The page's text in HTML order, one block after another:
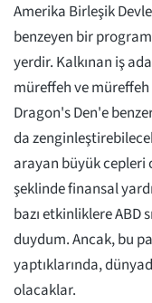
Amerika Birleşik
benzeyen bir program
yerdir. Kalkınan iş
müreffeh ve müreffeh
Dragon's Den'e
da
arayan büyük cepleri
şeklinde finansal
bazı etkinliklere ABD
duydum. Ancak, bu
yaptıklarında,
olacaklar.